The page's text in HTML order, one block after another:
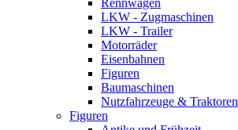
Rennwagen
LKW - Zugmaschinen
LKW - Trailer
Motorräder
Eisenbahnen
Figuren
Baumaschinen
Nutzfahrzeuge & Traktoren
Figuren